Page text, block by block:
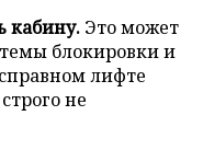
кабину. Это может
блокировки и
лифте
не